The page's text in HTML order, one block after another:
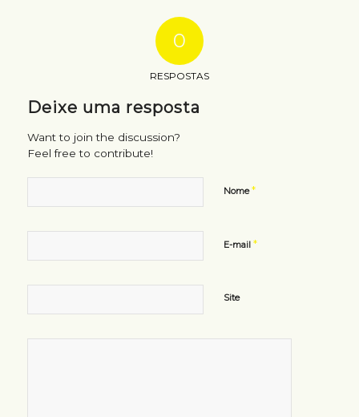
0
RESPOSTAS
Deixe uma resposta
Want to join the discussion?
Feel free to contribute!
Nome*
E-mail *
Site